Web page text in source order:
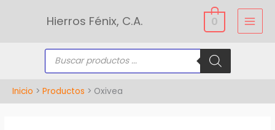
Hierros Fénix, C.A. 0
Búsqueda
productos
Inicio Productos Oxivea